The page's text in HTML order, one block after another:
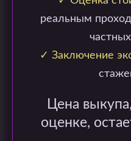
реальным
✓ Заключение
Цена
оценке,